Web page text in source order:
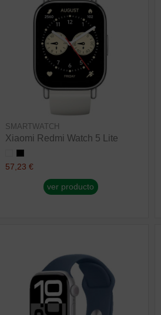
SMARTWATCH
Xiaomi Redmi Watch 5 Lite
57,23 €
ver producto